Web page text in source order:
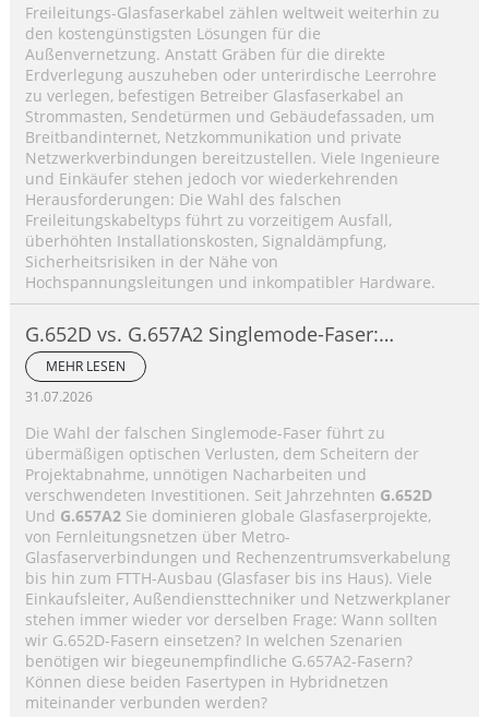
Freileitungs-Glasfaserkabel zählen weltweit weiterhin zu
den kostengünstigsten Lösungen für die
Außenvernetzung. Anstatt Gräben für die direkte
Erdverlegung auszuheben oder unterirdische Leerrohre
zu verlegen, befestigen Betreiber Glasfaserkabel an
Strommasten, Sendetürmen und Gebäudefassaden, um
Breitbandinternet, Netzkommunikation und private
Netzwerkverbindungen bereitzustellen. Viele Ingenieure
und Einkäufer stehen jedoch vor wiederkehrenden
Herausforderungen: Die Wahl des falschen
Freileitungskabeltyps führt zu vorzeitigem Ausfall,
überhöhten Installationskosten, Signaldämpfung,
Sicherheitsrisiken in der Nähe von
Hochspannungsleitungen und inkompatibler Hardware.
G.652D vs. G.657A2 Singlemode-Faser:
Wichtigste Unterschiede, Leistungsvergleich
und Anwendungsleitfaden
MEHR LESEN
31.07.2026
Die Wahl der falschen Singlemode-Faser führt zu
übermäßigen optischen Verlusten, dem Scheitern der
Projektabnahme, unnötigen Nacharbeiten und
verschwendeten Investitionen. Seit Jahrzehnten G.652D
Und G.657A2Sie dominieren globale Glasfaserprojekte,
von Fernleitungsnetzen über Metro-
Glasfaserverbindungen und Rechenzentrumsverkabelung
bis hin zum FTTH-Ausbau (Glasfaser bis ins Haus). Viele
Einkaufsleiter, Außendiensttechniker und Netzwerkplaner
stehen immer wieder vor derselben Frage: Wann sollten
wir G.652D-Fasern einsetzen? In welchen Szenarien
benötigen wir biegeunempfindliche G.657A2-Fasern?
Können diese beiden Fasertypen in Hybridnetzen
miteinander verbunden werden?